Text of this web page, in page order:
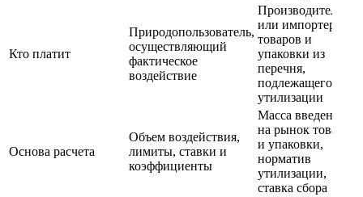
Кто платит
Природопользователь,
осуществляющий
фактическое
воздействие
Производитель
или импортер
товаров и
упаковки из
перечня,
подлежащего
утилизации
Основа расчета
Объем воздействия,
лимиты, ставки и
коэффициенты
Масса введенных
на рынок товаров
и упаковки,
норматив
утилизации,
ставка сбора